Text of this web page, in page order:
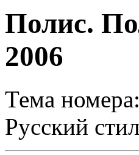
Полис.
2006
Тема номера:
Русский